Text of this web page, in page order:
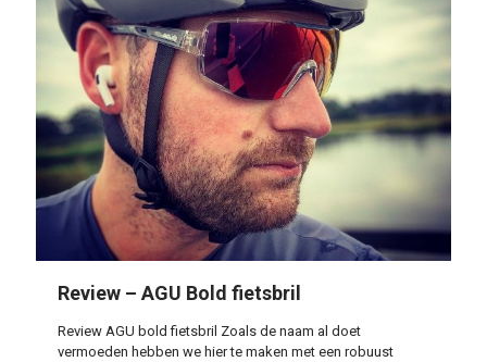
Review – AGU Bold fietsbril
Review AGU bold fietsbril Zoals de naam al doet
vermoeden hebben we hier te maken met een robuust